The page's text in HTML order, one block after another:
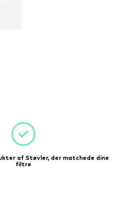
af Støvler, der matchede dine
filtre